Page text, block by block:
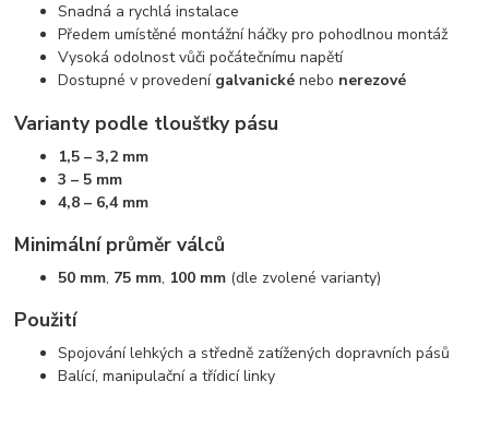
Snadná a rychlá instalace
Předem umístěné montážní háčky pro pohodlnou montáž
Vysoká odolnost vůči počátečnímu napětí
Dostupné v provedení galvanické nebo nerezové
Varianty podle tloušťky pásu
1,5 – 3,2 mm
3 – 5 mm
4,8 – 6,4 mm
Minimální průměr válců
50 mm, 75 mm, 100 mm (dle zvolené varianty)
Použití
Spojování lehkých a středně zatížených dopravních pásů
Balící, manipulační a třídicí linky